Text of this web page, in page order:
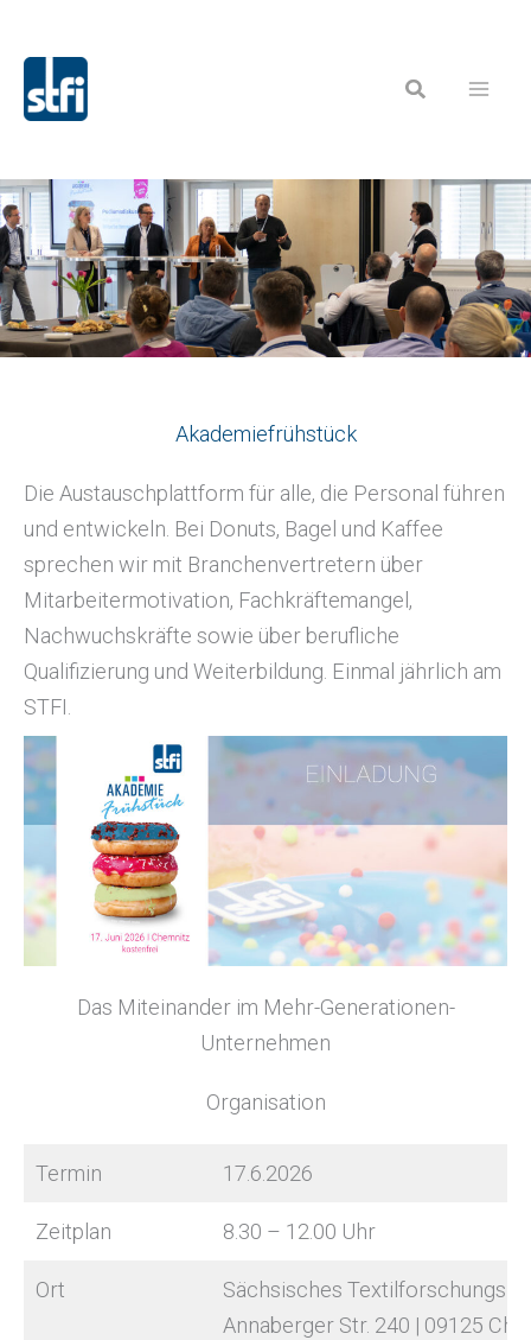
Inhalt
springen
Suchen
Akademiefrühstück
Die Austauschplattform für alle, die Personal führen
und entwickeln. Bei Donuts, Bagel und Kaffee
sprechen wir mit Branchenvertretern über
Mitarbeitermotivation, Fachkräftemangel,
Nachwuchskräfte sowie über berufliche
Qualifizierung und Weiterbildung. Einmal jährlich am
STFI.
Das Miteinander im Mehr-Generationen-
Unternehmen
Organisation
Termin 17.6.2026
Zeitplan 8.30 – 12.00 Uhr
Ort
Sächsisches
Annaberger Str. 240 | 09125